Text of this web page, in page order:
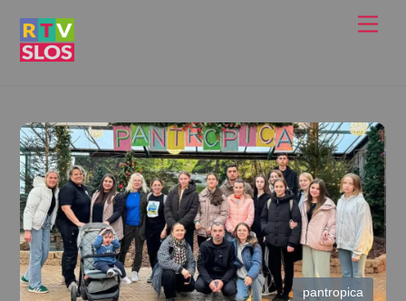
pantropica